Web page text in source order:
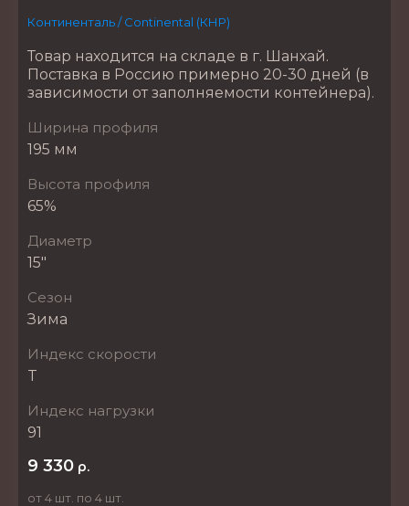
Континенталь / Continental (КНР)
Товар находится на складе в г. Шанхай.
Поставка в Россию примерно 20-30 дней (в
зависимости от заполняемости контейнера).
Ширина профиля
195 мм
Высота профиля
65%
Диаметр
15"
Сезон
Зима
Индекс скорости
T
Индекс нагрузки
91
9 330 р.
от 4 шт. по 4 шт.